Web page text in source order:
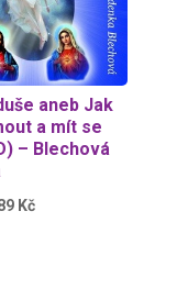
aneb Jak
a mít se
– Blechová
KčAktuální